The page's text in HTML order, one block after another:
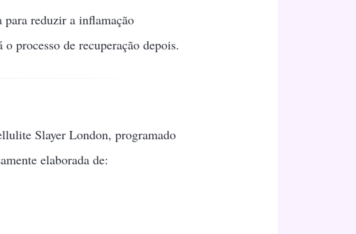
reduzir a inflamação
processo de recuperação depois.
Slayer London, programado
elaborada de: